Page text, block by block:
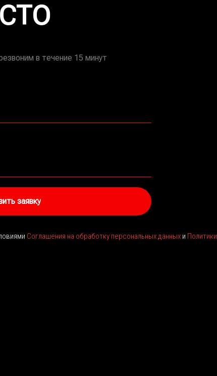
в течение 15 минут
заявку
Соглашения на обработку персональных данных и Политики